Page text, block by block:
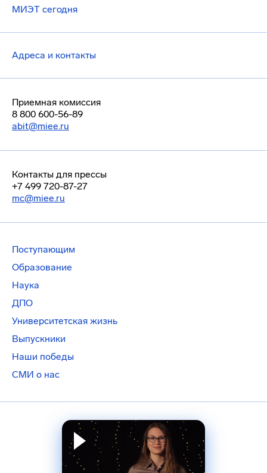
МИЭТ сегодня
Адреса и контакты
Приемная комиссия
8 800 600-56-89
abit@miee.ru
Контакты для прессы
+7 499 720-87-27
mc@miee.ru
Поступающим
Образование
Наука
ДПО
Университетская жизнь
Выпускники
Наши победы
СМИ о нас